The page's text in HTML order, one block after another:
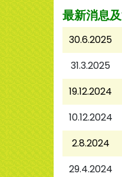
最新消息
30.6.2025
31.3.2025
19.12.2024
10.12.2024
2.8.2024
29.4.2024